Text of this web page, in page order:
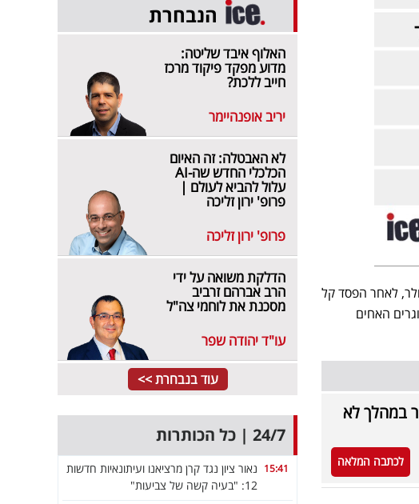
נותר במקום הרביעי כשהונו נותר על 9 מיליארד דולר, לאחר הפסד קל
סוגרים האחים
במהלך לא
לכתבה המלאה
הנבחרת
האלוף איבד שליטה:
מדוע מפקד פיקוד מרכז
חייב ללכת?
יריב אופנהיימר
לא האבטלה: זה האיום
הכלכלי החדש שה-AI
עלול להביא לעולם |
פרופ' ירון זליכה
פרופ' ירון זליכה
הדלקת משואה על ידי
הרב אברהם זרביב
מסכנת את לוחמי צה"ל
עו"ד יהודה שפר
עוד בנבחרת >>
24/7 | כל הכותרות
15:41 נאור ציון נגד קרן מרציאנו ועיתונאיות חדשות
12: "בעיה קשה של צביעות"